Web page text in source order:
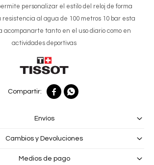
personalizar el estilo del reloj de forma
resistencia al agua de 100 metros 10 bar esta
acompanarte tanto en el uso diario como en
actividades deportivas
 
Envíos
Cambios y Devoluciones
Medios de pago